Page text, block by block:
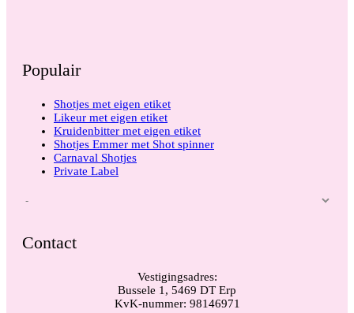
Populair
Shotjes met eigen etiket
Likeur met eigen etiket
Kruidenbitter met eigen etiket
Shotjes Emmer met Shot spinner
Carnaval Shotjes
Private Label
Contact
Vestigingsadres:
Bussele 1, 5469 DT Erp
KvK-nummer: 98146971